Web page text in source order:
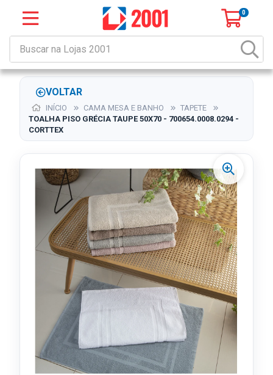
0
VOLTAR
INÍCIO CAMA MESA E BANHO
TAPETE
TOALHA PISO GRÉCIA TAUPE 50X70 - 700654.0008.0294 -
CORTTEX